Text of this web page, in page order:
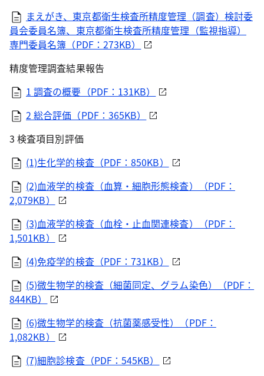
まえがき、東京都衛生検査所精度管理（調査）検討委
員会委員名簿、東京都衛生検査所精度管理（監視指導）
専門委員名簿（PDF：273KB）
精度管理調査結果報告
1 調査の概要（PDF：131KB）
2 総合評価（PDF：365KB）
3 検査項目別評価
(1)生化学的検査（PDF：850KB）
(2)血液学的検査（血算・細胞形態検査）（PDF：
2,079KB）
(3)血液学的検査（血栓・止血関連検査）（PDF：
1,501KB）
(4)免疫学的検査（PDF：731KB）
(5)微生物学的検査（細菌同定、グラム染色）（PDF：
844KB）
(6)微生物学的検査（抗菌薬感受性）（PDF：
1,082KB）
(7)細胞診検査（PDF：545KB）